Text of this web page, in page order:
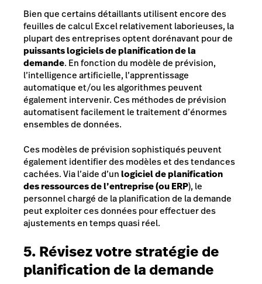
Bien que certains détaillants utilisent encore des
feuilles de calcul Excel relativement laborieuses, la
plupart des entreprises optent dorénavant pour de
puissants logiciels de planification de la
demande. En fonction du modèle de prévision,
l’intelligence artificielle, l’apprentissage
automatique et/ou les algorithmes peuvent
également intervenir. Ces méthodes de prévision
automatisent facilement le traitement d’énormes
ensembles de données.
Ces modèles de prévision sophistiqués peuvent
également identifier des modèles et des tendances
cachées. Via l’aide d’unlogiciel de planification
des ressources de l’entreprise (ou ERP), le
personnel chargé de la planification de la demande
peut exploiter ces données pour effectuer des
ajustements en temps quasi réel.
5. Révisez votre stratégie de
planification de la demande